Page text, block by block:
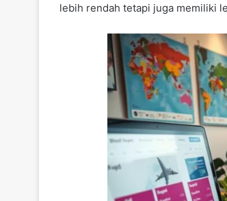
lebih rendah tetapi juga memiliki